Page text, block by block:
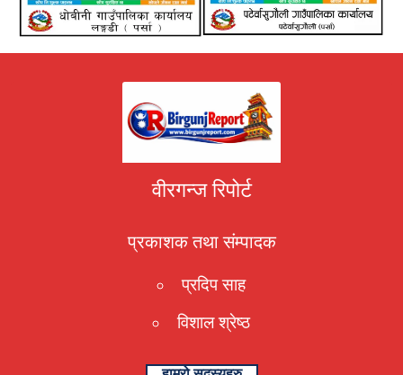
वीरगन्ज रिपोर्ट
प्रकाशक तथा संम्पादक
प्रदिप साह
विशाल श्रेष्ठ